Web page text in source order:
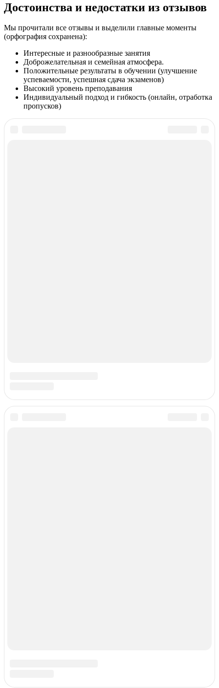
Достоинства и недостатки из отзывов
Мы прочитали все отзывы и выделили главные моменты
(орфография сохранена):
Интересные и разнообразные занятия
Доброжелательная и семейная атмосфера.
Положительные результаты в обучении (улучшение
успеваемости, успешная сдача экзаменов)
Высокий уровень преподавания
Индивидуальный подход и гибкость (онлайн, отработка
пропусков)